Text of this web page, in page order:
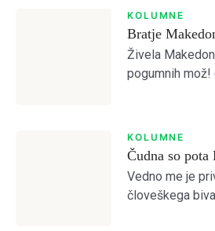
Otvoritvena
KOLUMNE
Bratje
Živela
pogumnih
Makedonskega
muzeja, ki jih
(Lidija
KOLUMNE
Čudna so pota
Vedno me je
človeškega
SIGN IN
Tole je kratek